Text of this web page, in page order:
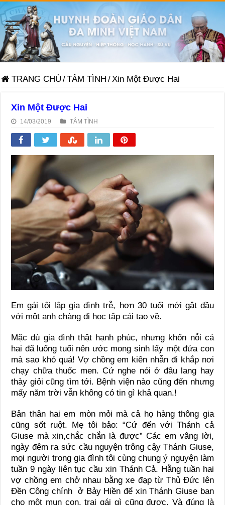
TRANG CHỦ /TÂM TÌNH / Xin Một Được Hai
Xin Một Được Hai
14/03/2019 TÂM TÌNH
Em gái tôi lập gia đình trễ, hơn 30 tuổi mới gật đầu
với một anh chàng đi học tập cải tạo về.
Mặc dù gia đình thật hạnh phúc, nhưng khốn nỗi cả
hai đã luống tuổi nên ước mong sinh lấy một đứa con
mà sao khó quá! Vợ chồng em kiên nhẫn đi khắp nơi
chạy chữa thuốc men. Cứ nghe nói ở đâu lang hay
thày giỏi cũng tìm tới. Bệnh viện nào cũng đến nhưng
mấy năm trời vẫn không có tin gì khả quan.!
Bản thân hai em mòn mỏi mà cả họ hàng thông gia
cũng sốt ruột. Mẹ tôi bảo: “Cứ đến với Thánh cả
Giuse mà xin,chắc chắn là được” Các em vâng lời,
ngày đêm ra sức cầu nguyện trông cậy Thánh Giuse,
mọi người trong gia đình tôi cùng chung ý nguyện làm
tuần 9 ngày liên tục cầu xin Thánh Cả. Hằng tuần hai
vợ chồng em chở nhau bằng xe đạp từ Thủ Đức lên
Đền Công chính ở Bảy Hiền để xin Thánh Giuse ban
cho một mụn con, trai gái gì cũng được. Và đúng là